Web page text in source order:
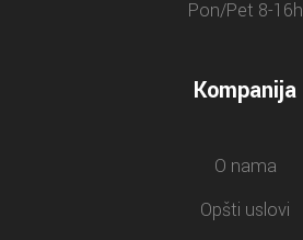
Pon/Pet 8-16h
Kompanija
O nama
Opšti uslovi